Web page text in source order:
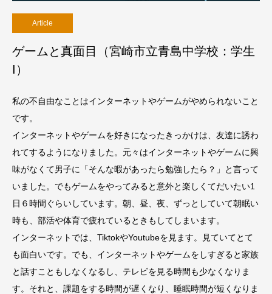
Article
ゲームと真面目（宮崎市立青島中学校：学生
I）
私の不自由なことはインターネットやゲームがやめられないこと
です。
インターネットやゲームを好きになったきっかけは、友達に誘わ
れてするようになりました。元々はインターネットやゲームに興
味がなくて男子に「そんな暇があったら勉強したら？」と言って
いました。でもゲームをやってみると意外と楽しくてだいたい1
日６時間ぐらいしています。朝、昼、夜、ずっとしていて朝眠い
時も、部活や体育で疲れているときもしてしまいます。
インターネットでは、TiktokやYoutubeを見ます。見ていてとて
も面白いです。でも、インターネットやゲームをしすぎると家族
と話すこともしなくなるし、テレビを見る時間も少なくなりま
す。それと、課題をする時間が遅くなり、睡眠時間が短くなりま